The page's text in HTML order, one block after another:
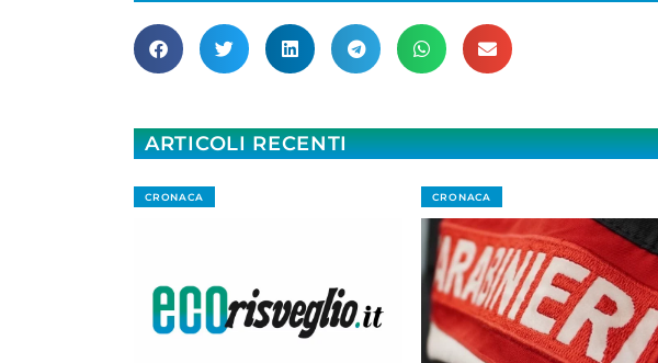
ARTICOLI RECENTI
CRONACA CRONACA